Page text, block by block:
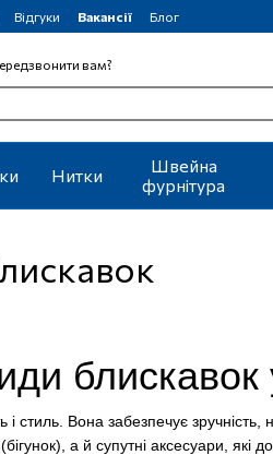
Відгуки Вакансії Блог
вам?
Нитки
Швейна
фурнітура
Вона забезпечує зручність,
а й супутні аксесуари, які